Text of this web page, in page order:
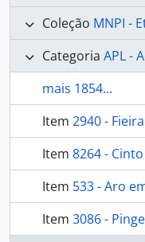
Coleção MNPI -
Categoria APL -
mais 1854...
Item 2940 -
Item 8264 -
Item 533 - Aro
Item 3086 -